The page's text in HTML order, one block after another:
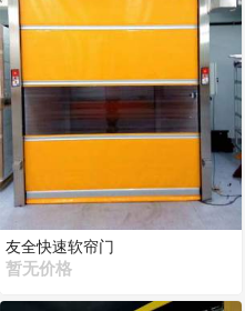
友全快速软帘门
暂无价格